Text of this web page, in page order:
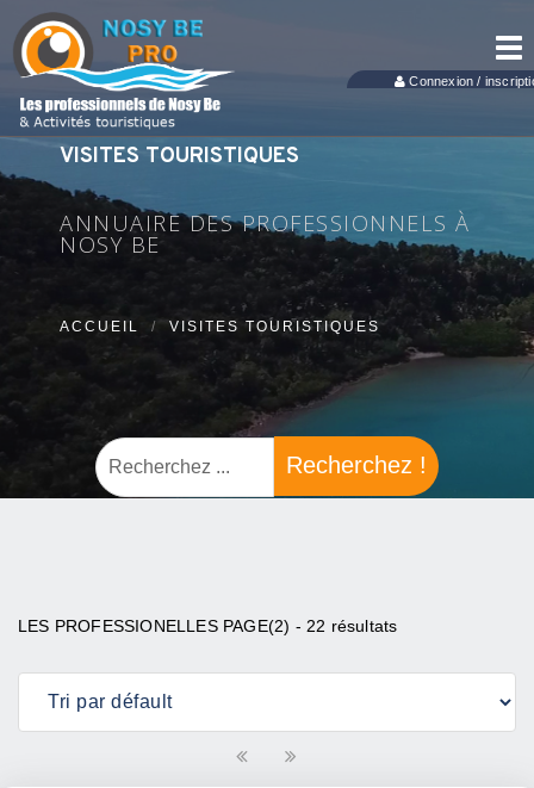
Connexion /
VISITES TOURISTIQUES
ANNUAIRE DES PROFESSIONNELS À
NOSY BE
ACCUEIL VISITES TOURISTIQUES
Recherchez !
LES PROFESSIONELLES PAGE(2) - 22 résultats